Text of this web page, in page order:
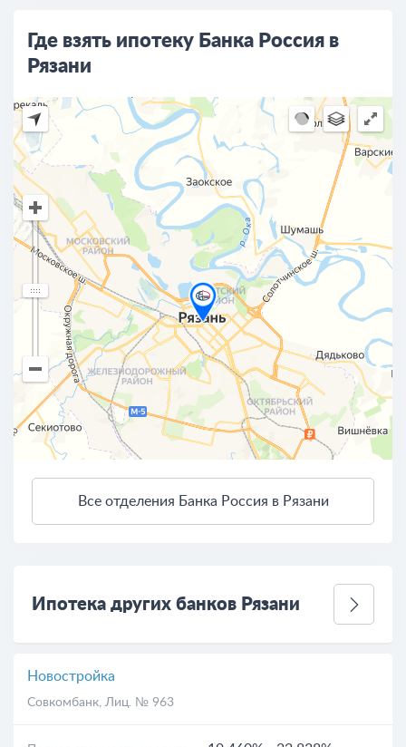
Где взять ипотеку Банка Россия в
Рязани
Все отделения Банка Россия в Рязани
Ипотека других банков Рязани
Новостройка
Совкомбанк, Лиц. № 963